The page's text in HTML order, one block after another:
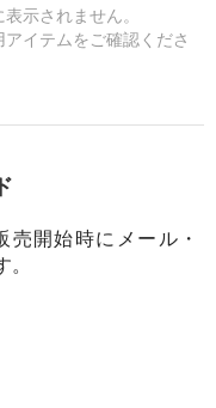
示されません。
イテムをご確認くださ
売開始時にメール・